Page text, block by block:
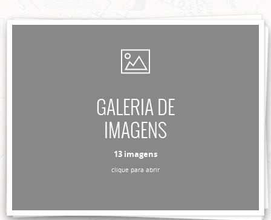
GALERIA DE
IMAGENS
13 imagens
clique para abrir